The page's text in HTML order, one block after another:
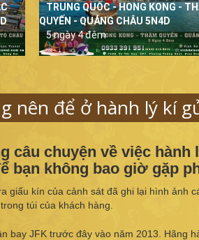
TRUNG QUỐC - HONG KONG -
QUYẾN - QUẢNG CHÂU 5N4D
5 ngày 4 đêm
nên để ở hành lý kí
câu chuyện về việc
bạn không bao giờ gặp
giấu kín của cảnh sát đã ghi lại hình ảnh
túi của khách hàng.
bay JFK trước đây vào năm 2013. Hãng